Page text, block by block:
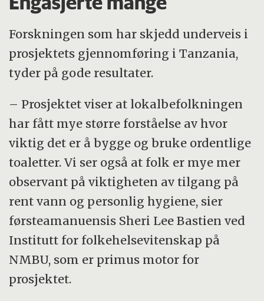
Forskningen som har skjedd underveis i
prosjektets gjennomføring i Tanzania,
tyder på gode resultater.
– Prosjektet viser at lokalbefolkningen
har fått mye større forståelse av hvor
viktig det er å bygge og bruke ordentlige
toaletter. Vi ser også at folk er mye mer
observant på viktigheten av tilgang på
rent vann og personlig hygiene, sier
førsteamanuensis Sheri Lee Bastien ved
Institutt for folkehelsevitenskap på
NMBU, som er primus motor for
prosjektet.